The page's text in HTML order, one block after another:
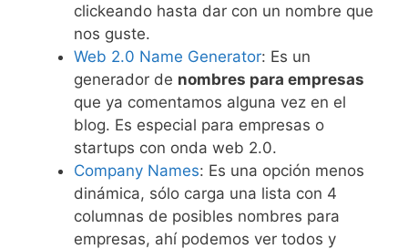
clickeando hasta dar con un nombre que
nos guste.
Web 2.0 Name Generator: Es un
generador de nombres para empresas
que ya comentamos alguna vez en el
blog. Es especial para empresas o
startups con onda web 2.0.
Company Names: Es una opción menos
dinámica, sólo carga una lista con 4
columnas de posibles nombres para
empresas, ahí podemos ver todos y